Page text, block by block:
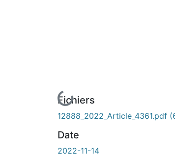
En cours de chargement...
Fichiers
12888_2022_Article_4361.pdf
Date
2022-11-14